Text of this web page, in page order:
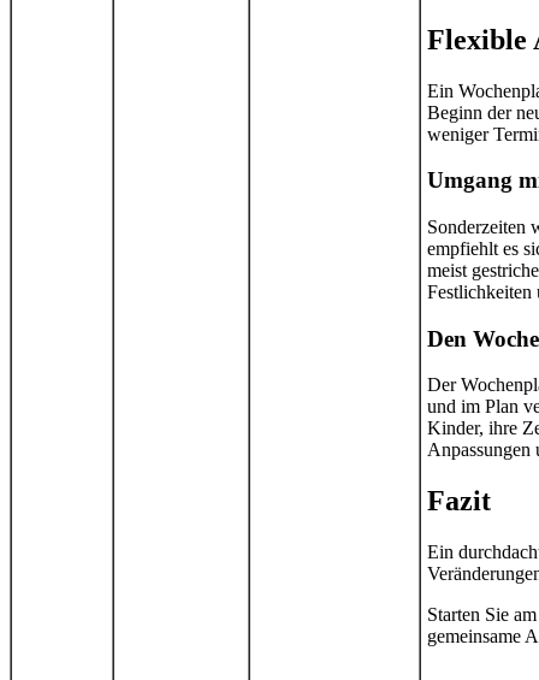
Flexible
Ein
Beginn der
weniger
Umgang
Sonderzeiten
empfiehlt es
meist
Festlichkeiten
Den
Der
und im Plan
Kinder, ihre
Anpassungen
Fazit
Ein
Starten Sie
gemeinsame